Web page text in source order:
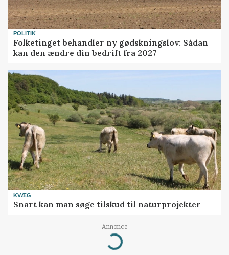
POLITIK
Folketinget behandler ny gødskningslov: Sådan
kan den ændre din bedrift fra 2027
KVÆG
Snart kan man søge tilskud til naturprojekter
Annonce
Loading...